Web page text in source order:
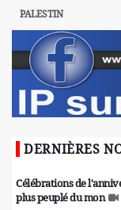
PALESTIN
DERNIÈRES
Célébrations de
plus peuplé du mon